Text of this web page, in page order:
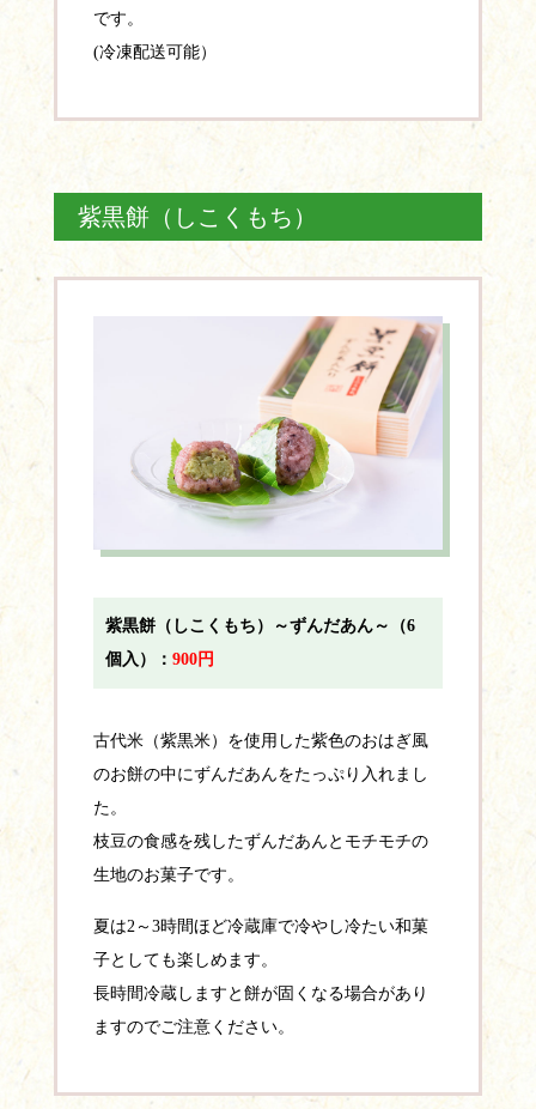
です。
(冷凍配送可能）
紫黒餅（しこくもち）
紫黒餅（しこくもち）～ずんだあん～（6
個入）： 900円
古代米（紫黒米）を使用した紫色のおはぎ風
のお餅の中にずんだあんをたっぷり入れまし
た。
枝豆の食感を残したずんだあんとモチモチの
生地のお菓子です。
夏は2～3時間ほど冷蔵庫で冷やし冷たい和菓
子としても楽しめます。
長時間冷蔵しますと餅が固くなる場合があり
ますのでご注意ください。